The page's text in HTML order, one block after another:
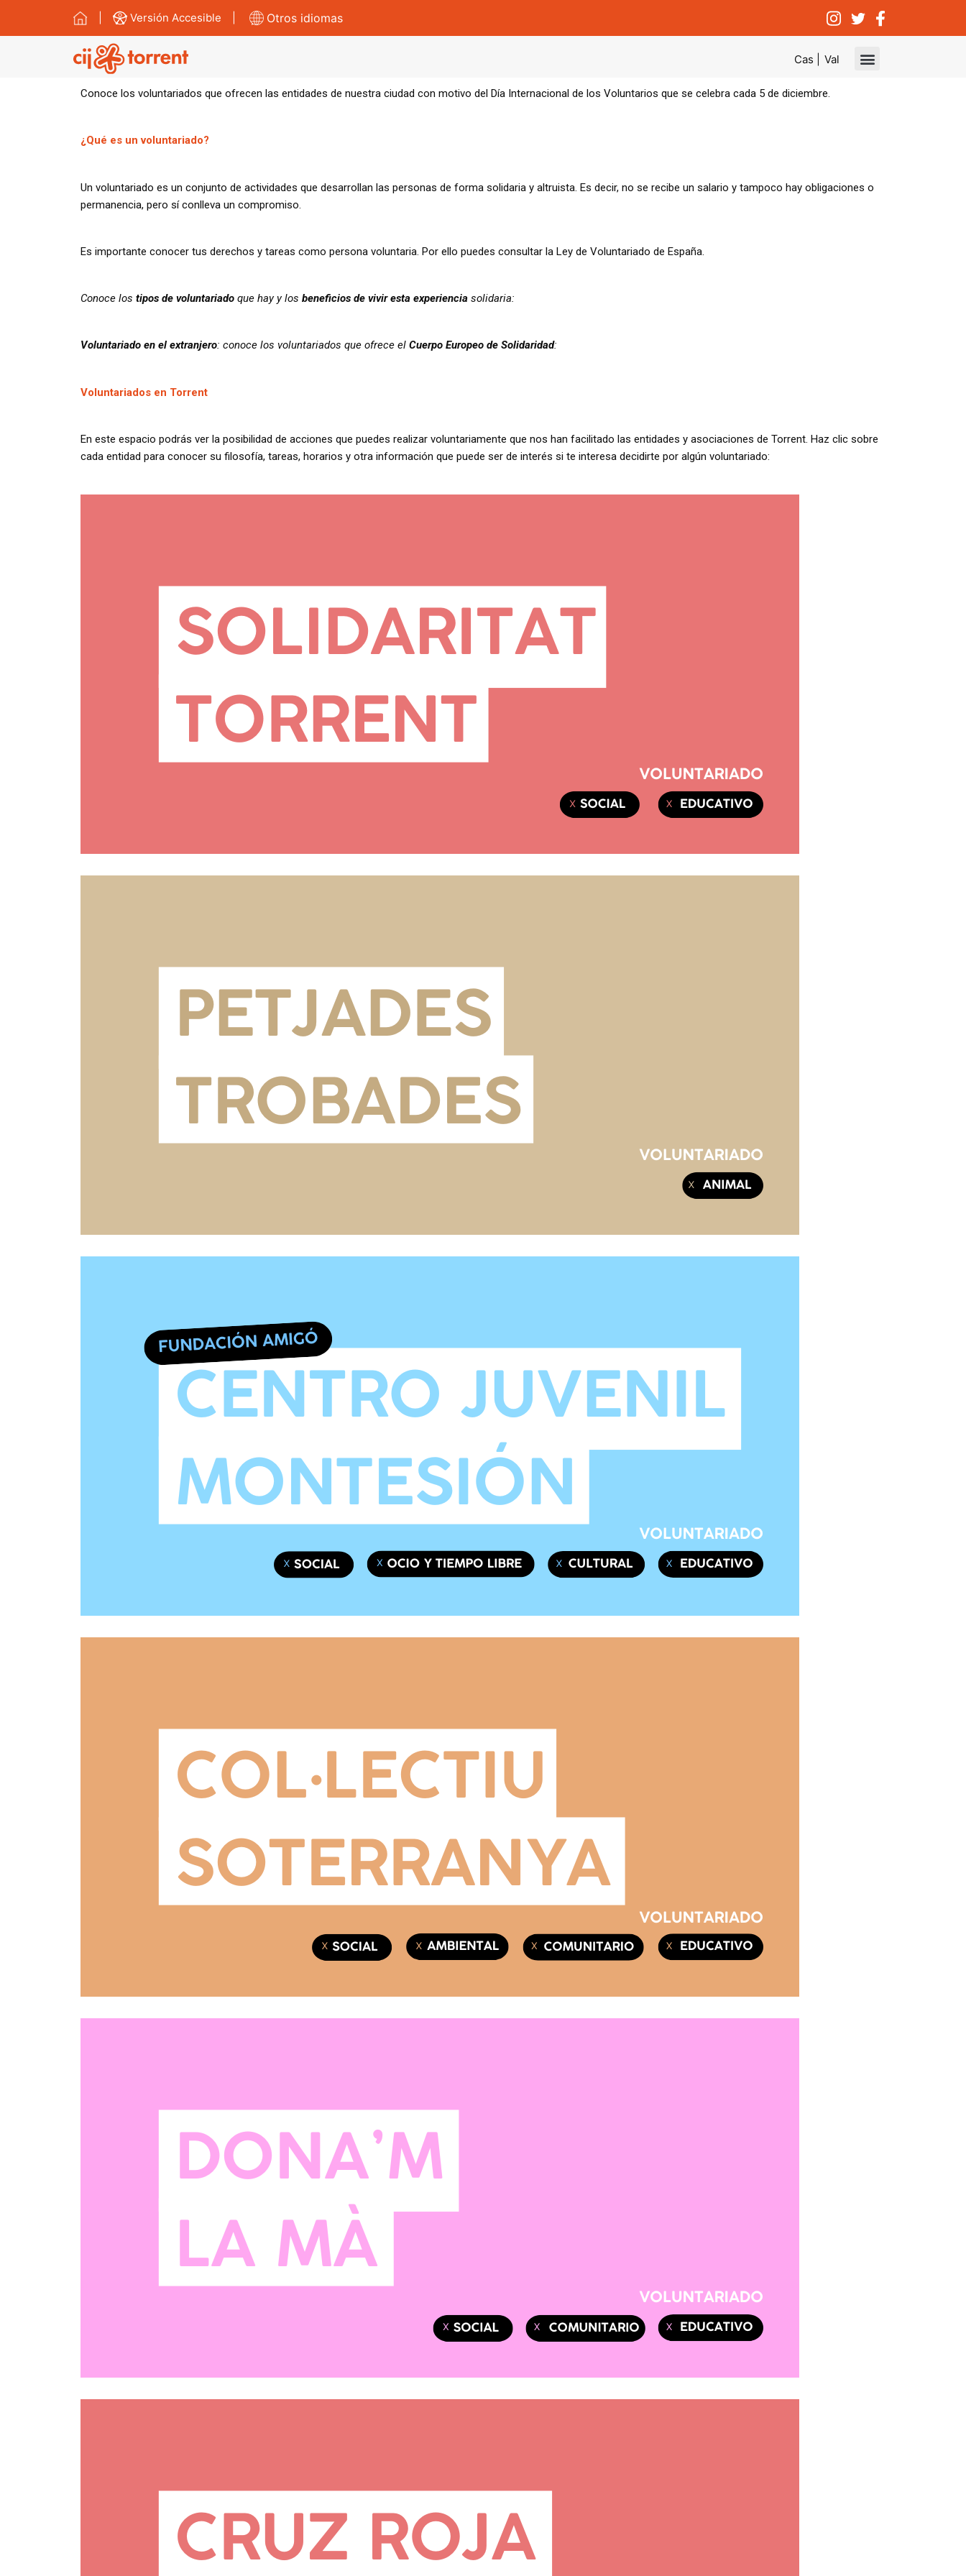
Versión Accesible Otros idiomas
Cas | Val
Conoce los voluntariados que ofrecen las entidades de nuestra ciudad con motivo del Día Internacional de los Voluntarios que se celebra cada 5 de diciembre.
¿Qué es un voluntariado?
Un voluntariado es un conjunto de actividades que desarrollan las personas de forma solidaria y altruista. Es decir, no se recibe un salario y tampoco hay obligaciones o
permanencia, pero sí conlleva un compromiso.
Es importante conocer tus derechos y tareas como persona voluntaria. Por ello puedes consultar la Ley de Voluntariado de España.
Conoce los tipos de voluntariado que hay y los beneficios de vivir esta experiencia solidaria:
Voluntariado en el extranjero: conoce los voluntariados que ofrece el Cuerpo Europeo de Solidaridad:
Voluntariados en Torrent
En este espacio podrás ver la posibilidad de acciones que puedes realizar voluntariamente que nos han facilitado las entidades y asociaciones de Torrent. Haz clic sobre
cada entidad para conocer su filosofía, tareas, horarios y otra información que puede ser de interés si te interesa decidirte por algún voluntariado: